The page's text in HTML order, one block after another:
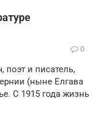
0
поэт и писатель,
(ныне Елгава
С 1915 года жизнь